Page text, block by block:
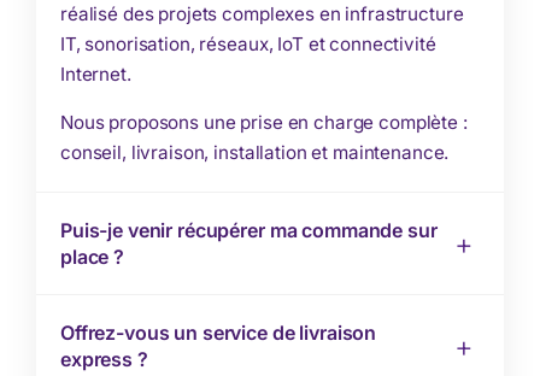
réalisé des projets complexes en infrastructure
IT, sonorisation, réseaux, IoT et connectivité
Internet.
Nous proposons une prise en charge complète :
conseil, livraison, installation et maintenance.
Puis-je venir récupérer ma commande sur
place ?
Offrez-vous un service de livraison
express ?